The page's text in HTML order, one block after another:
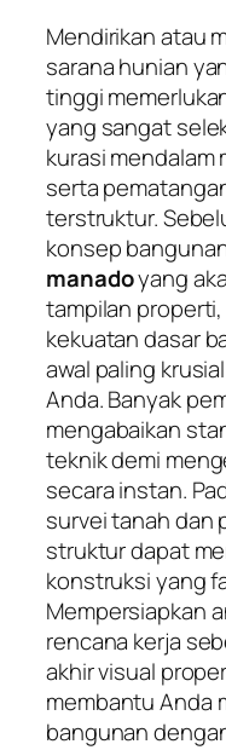
Mendirikan atau
sarana hunian
tinggi
yang sangat
kurasi mendalam
serta
terstruktur.
konsep
manadoyang
tampilan
kekuatan dasar
awal paling
Anda. Banyak
mengabaikan
teknik demi
secara instan.
survei tanah dan
struktur dapat
konstruksi yang
Mempersiapkan
rencana kerja
akhir visual
membantu Anda
bangunan